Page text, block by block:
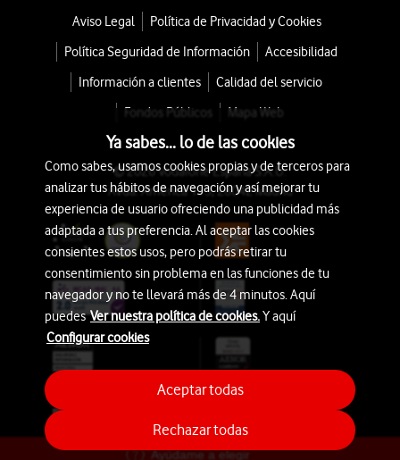
Ayúdame a elegir
Aviso Legal
Política de Privacidad y Cookies
Política Seguridad de Información
Accesibilidad
Información a clientes
Calidad del servicio
Fondos Públicos
Mapa Web
© 2026 Vodafone España S.A.U.
Avda. América 115, 28042 Madrid
Ya sabes... lo de las cookies
Como sabes, usamos cookies propias y de terceros para
analizar tus hábitos de navegación y así mejorar tu
experiencia de usuario ofreciendo una publicidad más
adaptada a tus preferencia. Al aceptar las cookies
consientes estos usos, pero podrás retirar tu
consentimiento sin problema en las funciones de tu
navegador y no te llevará más de 4 minutos. Aquí
puedesVer nuestra política de cookies.Y aquí
Configurar cookies
Rechazar todas
Aceptar todas